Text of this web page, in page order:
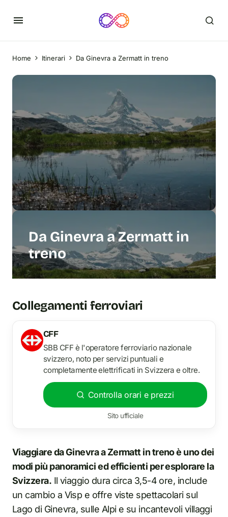
Home Itinerari Da Ginevra a Zermatt in treno
Da Ginevra a Zermatt in
treno
Collegamenti ferroviari
CFF
SBB CFF è l'operatore ferroviario nazionale
svizzero, noto per servizi puntuali e
completamente elettrificati in Svizzera e oltre.
Controlla orari e prezzi
Sito ufficiale
Viaggiare da Ginevra a Zermatt in treno è uno dei
modi più panoramici ed efficienti per esplorare la
Svizzera. Il viaggio dura circa 3,5-4 ore, include
un cambio a Visp e offre viste spettacolari sul
Lago di Ginevra, sulle Alpi e su incantevoli villaggi